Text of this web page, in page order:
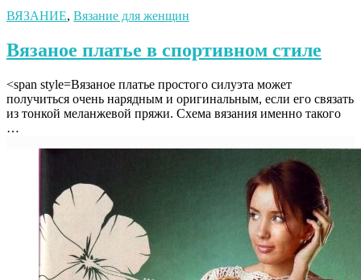
ВЯЗАНИЕ, Вязание для женщин
Вязаное платье в спортивном стиле
<span style=Вязаное платье простого силуэта может
получиться очень нарядным и оригинальным, если его связать
из тонкой меланжевой пряжи. Схема вязания именно такого
…